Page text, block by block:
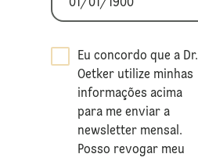
Eu concordo que a Dr.
Oetker utilize minhas
informações acima
para me enviar a
newsletter mensal.
Posso revogar meu